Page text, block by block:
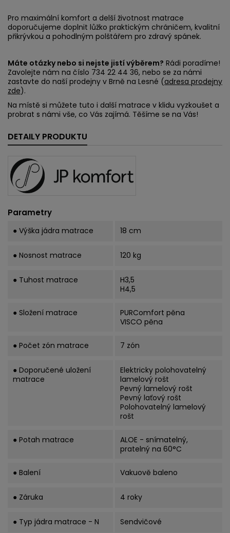
Pro maximální komfort a delší životnost matrace
doporučujeme doplnit lůžko praktickým chráničem, kvalitní
přikrývkou a pohodlným polštářem pro zdravý spánek.
Máte otázky nebo si nejste jistí výběrem? Rádi poradíme!
Zavolejte nám na číslo 734 22 44 36, nebo se za námi
zastavte do naší prodejny v Brně na Lesné (adresa prodejny
zde).
Na místě si můžete tuto i další matrace v klidu vyzkoušet a
probrat s námi vše, co Vás zajímá. Těšíme se na Vás!
DETAILY PRODUKTU
Parametry
● Výška jádra matrace 18 cm
● Nosnost matrace 120 kg
● Tuhost matrace
H3,5
H4,5
● Složení matrace
PURComfort pěna
VISCO pěna
● Počet zón matrace 7 zón
● Doporučené uložení
matrace
Elektricky polohovatelný
lamelový rošt
Pevný lamelový rošt
Pevný laťový rošt
Polohovatelný lamelový
rošt
● Potah matrace
ALOE - snímatelný,
pratelný na 60°C
● Balení Vakuově baleno
● Záruka 4 roky
● Typ jádra matrace - N Sendvičové